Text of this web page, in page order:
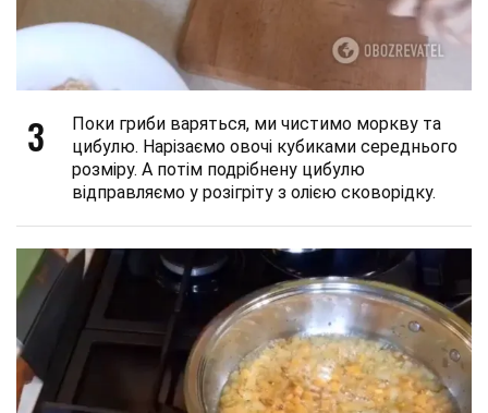
3
Поки гриби варяться, ми чистимо моркву та
цибулю. Нарізаємо овочі кубиками середнього
розміру. А потім подрібнену цибулю
відправляємо у розігріту з олією сковорідку.